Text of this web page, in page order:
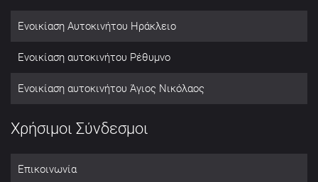
Ενοικίαση Αυτοκινήτου Ηράκλειο
Ενοικίαση αυτοκινήτου Ρέθυμνο
Ενοικίαση αυτοκινήτου Άγιος Νικόλαος
Χρήσιμοι Σύνδεσμοι
Επικοινωνία